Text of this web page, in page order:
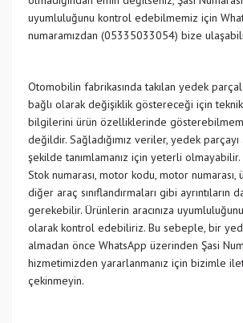
uyumluluğunu kontrol edebilmemiz için
numaramızdan (05335033054) bize
Otomobilin fabrikasında takılan yedek
bağlı olarak değişiklik göstereceği için
bilgilerini ürün özelliklerinde
değildir. Sağladığımız veriler, yedek parçayı
şekilde tanımlamanız için yeterli olmayabilir.
Stok numarası, motor kodu, motor numarası,
diğer araç sınıflandırmaları gibi ayrıntıların
gerekebilir. Ürünlerin aracınıza
olarak kontrol edebiliriz. Bu sebeple, bir
almadan önce WhatsApp üzerinden Şasi
hizmetimizden yararlanmanız için bizimle
çekinmeyin.